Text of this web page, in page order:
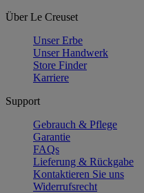
Über Le Creuset
Unser Erbe
Unser Handwerk
Store Finder
Karriere
Support
Gebrauch & Pflege
Garantie
FAQs
Lieferung & Rückgabe
Kontaktieren Sie uns
Widerrufsrecht